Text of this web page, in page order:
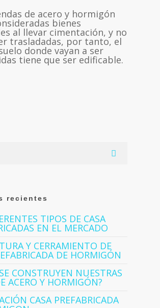
de acero y hormigón
bienes
al llevar cimentación, y no
trasladadas, por tanto, el
donde vayan a ser
tiene que ser edificable.
recientes
TIPOS DE CASA
EN EL MERCADO
Y CERRAMIENTO DE
DE HORMIGÓN
CONSTRUYEN NUESTRAS
ACERO Y HORMIGÓN?
CASA PREFABRICADA